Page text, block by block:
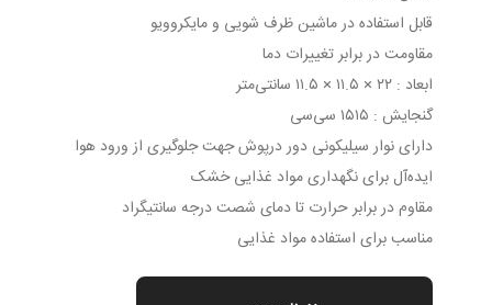
قابل استفاده در ماشین ظرف شویی و مایکروویو
مقاومت در برابر تغییرات دما
ابعاد : ۲۲ × ۱۱.۵ × ۱۱.۵ سانتی‌متر
گنجایش : ۱۵۱۵ سی‌سی
دارای نوار سیلیکونی دور درپوش جهت جلوگیری از ورود هوا
ایده‌آل برای نگهداری مواد غذایی خشک
مقاوم در برابر حرارت تا دمای شصت درجه سانتیگراد
مناسب برای استفاده مواد غذایی